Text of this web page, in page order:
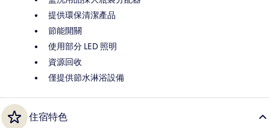
提供環保清潔產品
節能開關
使用部分 LED 照明
資源回收
僅提供節水淋浴設備
住宿特色